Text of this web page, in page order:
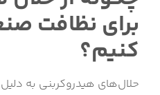
برای نظافت
کنیم؟
حلال‌های هیدروکربنی به